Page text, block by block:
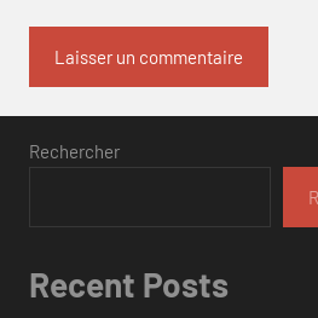
Rechercher
Recent Posts